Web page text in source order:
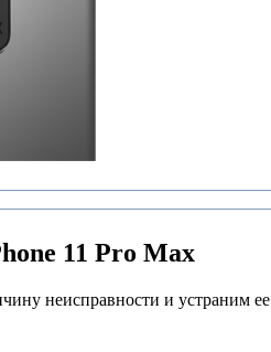
11 Pro Max
неисправности и устраним